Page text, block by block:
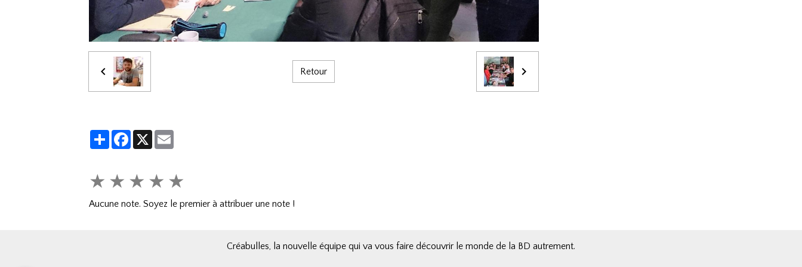
Retour
PartagerFacebook
X
★ ★ ★ ★ ★
Aucune note. Soyez le premier à attribuer une note !
Créabulles, la nouvelle équipe qui va vous faire découvrir le monde de la BD autrement.